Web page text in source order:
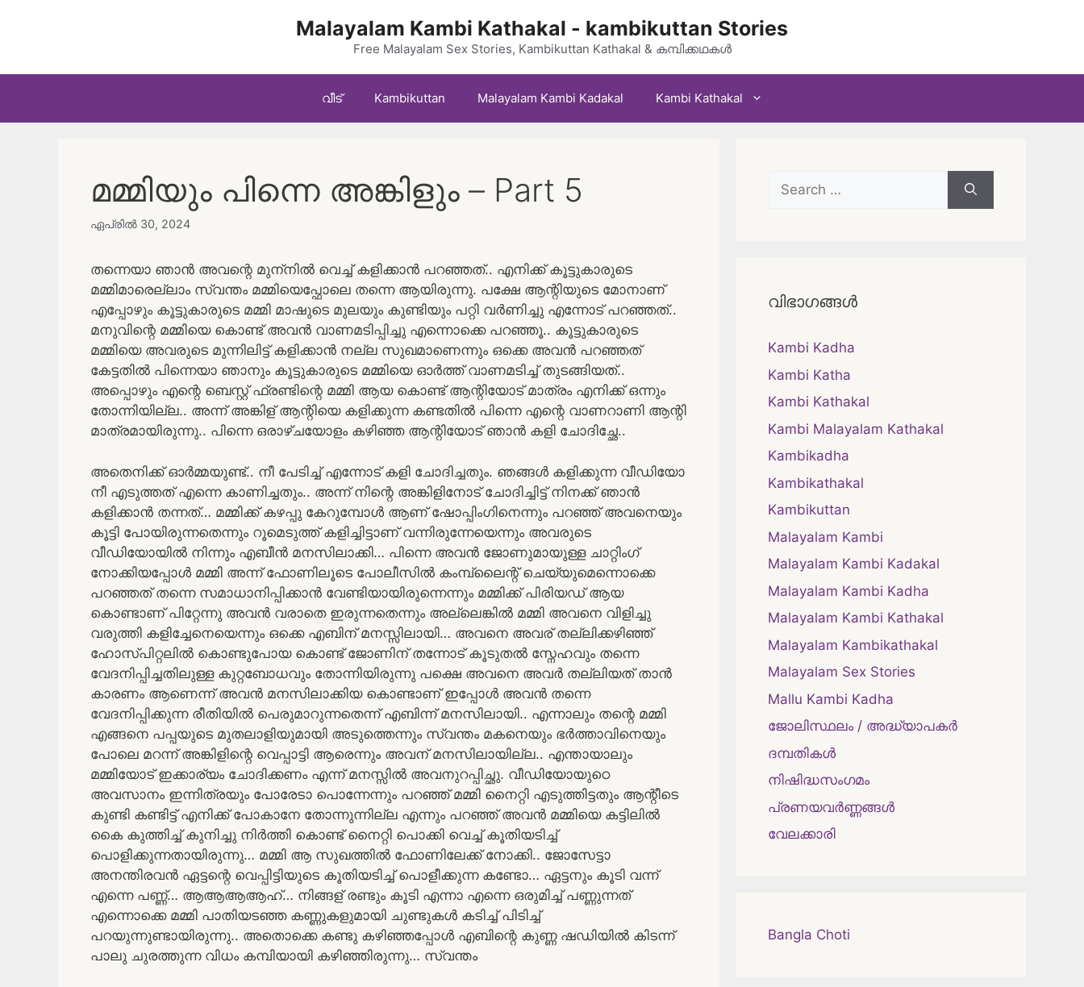
Malayalam Kambi Kathakal - kambikuttan Stories
Free Malayalam Sex Stories, Kambikuttan Kathakal & കമ്പിക്കഥകൾ
വീട് Kambikuttan Malayalam Kambi Kadakal Kambi Kathakal
മമ്മിയും പിന്നെ അങ്കിളും – Part 5
ഏപ്രിൽ 30, 2024
തന്നെയാ ഞാൻ അവന്റെ മുന്നിൽ വെച്ച് കളിക്കാൻ പറഞ്ഞത്.. എനിക്ക് കൂട്ടുകാരുടെ
മമ്മിമാരെല്ലാം സ്വന്തം മമ്മിയെപ്ഫോലെ തന്നെ ആയിരുന്നു. പക്ഷേ ആന്റിയുടെ മോനാണ്
എപ്പോഴും കൂട്ടുകാരുടെ മമ്മി മാഷുടെ മുലയും കുണ്ടിയും പറ്റി വർണിച്ചു എന്നോട് പറഞ്ഞത്..
മനുവിന്റെ മമ്മിയെ കൊണ്ട് അവൻ വാണമടിപ്പിച്ചു എന്നൊക്കെ പറഞ്ഞൂ.. കൂട്ടുകാരുടെ
മമ്മിയെ അവരുടെ മുന്നിലിട്ട് കളിക്കാൻ നല്ല സുഖമാണെന്നും ഒക്കെ അവൻ പറഞ്ഞത്
കേട്ടതിൽ പിന്നെയാ ഞാനും കൂട്ടുകാരുടെ മമ്മിയെ ഓർത്ത് വാണമടിച്ച് തുടങ്ങിയത്..
അപ്പൊഴും എന്റെ ബെസ്റ്റ് ഫ്രണ്ടിന്റെ മമ്മി ആയ കൊണ്ട് ആന്റിയോട് മാത്രം എനിക്ക് ഒന്നും
തോന്നിയില്ല.. അന്ന് അങ്കിള് ആന്റിയെ കളിക്കുന്ന കണ്ടതിൽ പിന്നെ എന്റെ വാണറാണി ആന്റി
മാത്രമായിരുന്നു.. പിന്നെ ഒരാഴ്ചയോളം കഴിഞ്ഞ ആന്റിയോട് ഞാൻ കളി ചോദിച്ഛേ..
അതെനിക്ക് ഓർമ്മയുണ്ട്.. നീ പേടിച്ച് എന്നോട് കളി ചോദിച്ചതും. ഞങ്ങൾ കളിക്കുന്ന വീഡിയോ
നീ എടുത്തത് എന്നെ കാണിച്ചതും.. അന്ന് നിന്റെ അങ്കിളിനോട് ചോദിച്ചിട്ട് നിനക്ക് ഞാൻ
കളിക്കാൻ തന്നത്… മമ്മിക്ക് കഴപ്പു കേറുമ്പോൾ ആണ് ഷോപ്പിംഗിനെന്നും പറഞ്ഞ് അവനെയും
കൂട്ടി പോയിരുന്നതെന്നും റൂമെടുത്ത് കളിച്ചിട്ടാണ് വന്നിരുന്നേയെന്നും അവരുടെ
വീഡിയോയിൽ നിന്നും എബീൻ മനസിലാക്കി… പിന്നെ അവൻ ജോണുമായുള്ള ചാറ്റിംഗ്
നോക്കിയപ്പോൾ മമ്മി അന്ന് ഫോണിലൂടെ പോലീസിൽ കംമ്പ്ലൈന്റ് ചെയ്യുമെന്നൊക്കെ
പറഞ്ഞത് തന്നെ സമാധാനിപ്പിക്കാൻ വേണ്ടിയായിരുന്നെന്നും മമ്മിക്ക് പിരിയഡ് ആയ
കൊണ്ടാണ് പിറ്റേന്നു അവൻ വരാതെ ഇരുന്നതെന്നും അല്ലെങ്കിൽ മമ്മി അവനെ വിളിച്ചു
വരുത്തി കളിച്ചേനെയെന്നും ഒക്കെ എബിന് മനസ്സിലായി… അവനെ അവര് തല്ലിക്കഴിഞ്ഞ്
ഹോസ്പിറ്റലിൽ കൊണ്ടുപോയ കൊണ്ട് ജോണിന് തന്നോട് കൂടുതൽ സ്നേഹവും തന്നെ
വേദനിപ്പിച്ചതിലുള്ള കുറ്റബോധവും തോന്നിയിരുന്നു പക്ഷെ അവനെ അവർ തല്ലിയത് താൻ
കാരണം ആണെന്ന് അവൻ മനസിലാക്കിയ കൊണ്ടാണ് ഇപ്പോൾ അവൻ തന്നെ
വേദനിപ്പിക്കുന്ന രീതിയിൽ പെരുമാറുന്നതെന്ന് എബിന്ന് മനസിലായി.. എന്നാലും തന്റെ മമ്മി
എങ്ങനെ പപ്പയുടെ മുതലാളിയുമായി അടുത്തെന്നും സ്വന്തം മകനെയും ഭർത്താവിനെയും
പോലെ മറന്ന് അങ്കിളിന്റെ വെപ്പാട്ടി ആരെന്നും അവന് മനസിലായില്ല.. എന്തായാലും
മമ്മിയോട് ഇക്കാര്യം ചോദിക്കണം എന്ന് മനസ്സിൽ അവനുറപ്പിച്ഛു. വീഡിയോയുഠെ
അവസാനം ഇന്നിത്രയും പോരേടാ പൊന്നേന്നും പറഞ്ഞ് മമ്മി നൈറ്റി എടുത്തിട്ടതും ആന്റീടെ
കുണ്ടി കണ്ടിട്ട് എനിക്ക് പോകാനേ തോന്നുന്നില്ല എന്നും പറഞ്ഞ് അവൻ മമ്മിയെ കട്ടിലിൽ
കൈ കുത്തിച്ച് കുനിച്ചു നിർത്തി കൊണ്ട് നൈറ്റി പൊക്കി വെച്ച് കൂതിയടിച്ച്
പൊളിക്കുന്നതായിരുന്നു… മമ്മി ആ സുഖത്തിൽ ഫോണിലേക്ക് നോക്കി.. ജോസേട്ടാ
അനന്തിരവൻ ഏട്ടന്റെ വെപ്പിട്ടിയുടെ കൂതിയടിച്ച് പൊളീക്കുന്ന കണ്ടോ… ഏട്ടനും കൂടി വന്ന്
എന്നെ പണ്ണ്… ആആആആഹ്… നിങ്ങള് രണ്ടും കൂടി എന്നാ എന്നെ ഒരുമിച്ച് പണ്ണുന്നത്
എന്നൊക്കെ മമ്മി പാതിയടഞ്ഞ കണ്ണുകളുമായി ചുണ്ടുകൾ കടിച്ച് പിടിച്ച്
പറയുന്നുണ്ടായിരുന്നു.. അതൊക്കെ കണ്ടു കഴിഞ്ഞപ്പോൾ എബിന്റെ കുണ്ണ ഷഡിയിൽ കിടന്ന്
പാലു ചുരത്തുന്ന വിധം കമ്പിയായി കഴിഞ്ഞിരുന്നു… സ്വന്തം
Search
for:
വിഭാഗങ്ങൾ
Kambi Kadha
Kambi Katha
Kambi Kathakal
Kambi Malayalam Kathakal
Kambikadha
Kambikathakal
Kambikuttan
Malayalam Kambi
Malayalam Kambi Kadakal
Malayalam Kambi Kadha
Malayalam Kambi Kathakal
Malayalam Kambikathakal
Malayalam Sex Stories
Mallu Kambi Kadha
ജോലിസ്ഥലം / അദ്ധ്യാപകർ
ദമ്പതികള്‍
നിഷിദ്ധസംഗമം
പ്രണയവർണ്ണങ്ങൾ
വേലക്കാരി
Bangla Choti